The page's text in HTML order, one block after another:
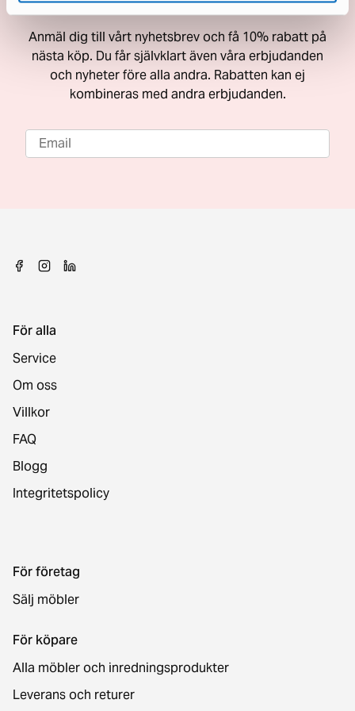
Anmäl dig till vårt nyhetsbrev och få 10% rabatt på
nästa köp. Du får självklart även våra erbjudanden
och nyheter före alla andra. Rabatten kan ej
kombineras med andra erbjudanden.
För alla
Service
Om oss
Villkor
FAQ
Blogg
Integritetspolicy
För företag
Sälj möbler
För köpare
Alla möbler och inredningsprodukter
Leverans och returer